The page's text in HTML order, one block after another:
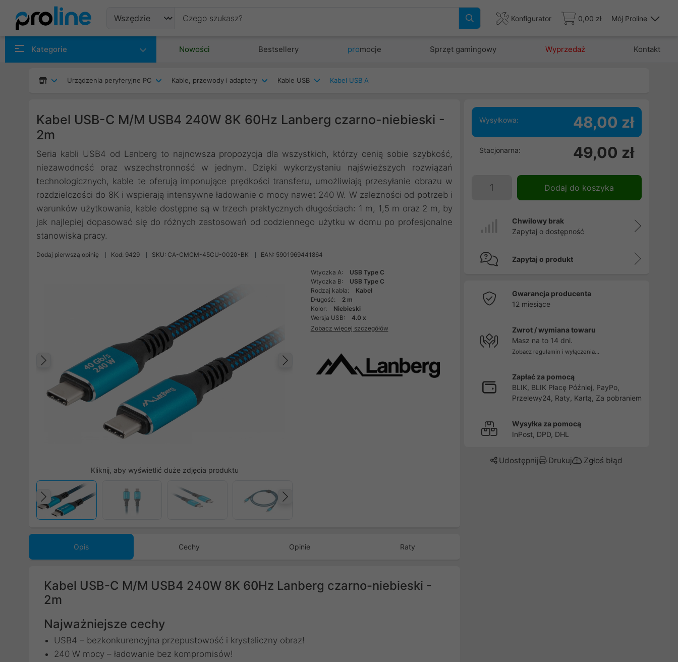
Konfigurator 0,00 zł Mój Proline
Kategorie Nowości Bestsellery promocje Sprzęt gamingowy Wyprzedaż Kontakt
Urządzenia peryferyjne PC Kable, przewody i adaptery Kable USB Kabel USB A
Kabel USB-C M/M USB4 240W 8K 60Hz Lanberg czarno-niebieski -
2m
Seria kabli USB4 od Lanberg to najnowsza propozycja dla wszystkich, którzy cenią sobie szybkość,
niezawodność oraz wszechstronność w jednym. Dzięki wykorzystaniu najświeższych rozwiązań
technologicznych, kable te oferują imponujące prędkości transferu, umożliwiają przesyłanie obrazu w
rozdzielczości do 8K i wspierają intensywne ładowanie o mocy nawet 240 W. W zależności od potrzeb i
warunków użytkowania, kable dostępne są w trzech praktycznych długościach: 1 m, 1,5 m oraz 2 m, by
jak najlepiej dopasować się do różnych zastosowań od codziennego użytku w domu po profesjonalne
stanowiska pracy.
Dodaj pierwszą opinię Kod: 9429 SKU: CA-CMCM-45CU-0020-BK EAN: 5901969441864
Następny
Poprzedni
Kliknij, aby wyświetlić duże zdjęcia produktu
Poprzedni
Wtyczka A:
USB Type C
Wtyczka B:
USB Type C
Rodzaj kabla:
Kabel
Długość:
2 m
Kolor:
Niebieski
Wersja USB:
4.0 x
Zobacz więcej szczegółów
Opis Cechy Opinie Raty
Kabel USB-C M/M USB4 240W 8K 60Hz Lanberg czarno-niebieski -
2m
Najważniejsze cechy
USB4 – bezkonkurencyjna przepustowość i krystaliczny obraz!
240 W mocy – ładowanie bez kompromisów!
Wysyłkowa: 48,00 zł
Stacjonarna: 49,00 zł
Dodaj do koszyka
Chwilowy brak
Zapytaj o dostępność
Zapytaj o produkt
Gwarancja producenta
12 miesiące
Zwrot / wymiana towaru
Masz na to 14 dni.
Zobacz regulamin i wyłączenia...
Zapłać za pomocą
BLIK, BLIK Płacę Później, PayPo,
Przelewy24, Raty, Kartą, Za pobraniem
Wysyłka za pomocą
InPost, DPD, DHL
Udostępnij Drukuj Zgłoś błąd